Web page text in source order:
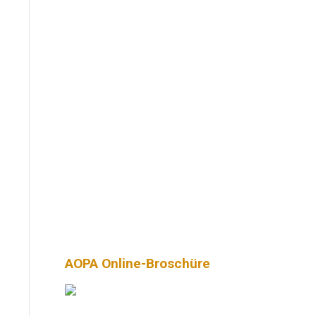
AOPA Online-Broschüre